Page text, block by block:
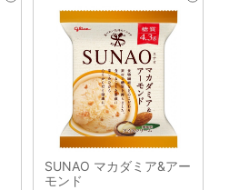
SUNAO マカダミア&アー
モンド